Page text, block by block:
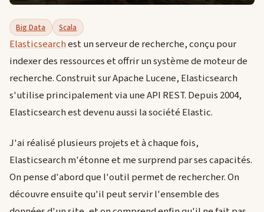
Big Data Scala
Elasticsearchest un serveur de recherche, conçu pour
indexer des ressources et offrir un système de moteur de
recherche. Construit sur Apache Lucene, Elasticsearch
s'utilise principalement via une API REST. Depuis 2004,
Elasticsearch est devenu aussi la société Elastic.
J'ai réalisé plusieurs projets et à chaque fois,
Elasticsearch m'étonne et me surprend par ses capacités.
On pense d'abord que l'outil permet de rechercher. On
découvre ensuite qu'il peut servir l'ensemble des